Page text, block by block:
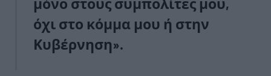
μόνο στους συμπολίτες μου,
όχι στο κόμμα μου ή στην
Κυβέρνηση».